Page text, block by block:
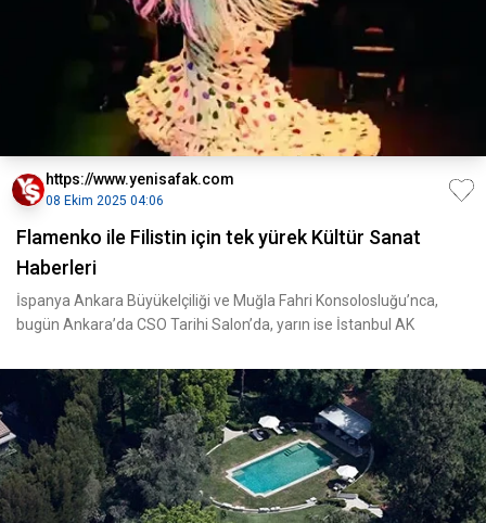
https://www.yenisafak.com
08 Ekim 2025 04:06
Flamenko ile Filistin için tek yürek Kültür Sanat
Haberleri
İspanya Ankara Büyükelçiliği ve Muğla Fahri Konsolosluğu’nca,
bugün Ankara’da CSO Tarihi Salon’da, yarın ise İstanbul AK